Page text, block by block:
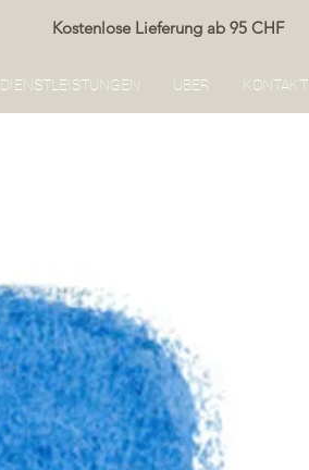
Kostenlose Lieferung ab 95 CHF
DIENSTLEISTUNGEN ÜBER KONTAKT